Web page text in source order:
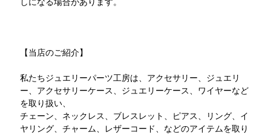
【当店のご紹介】
私たちジュエリーパーツ工房は、アクセサリー、ジュエリ
ー、アクセサリーケース、ジュエリーケース、ワイヤーなど
を取り扱い、
チェーン、ネックレス、ブレスレット、ピアス、リング、イ
ヤリング、チャーム、レザーコード、などのアイテムを取り